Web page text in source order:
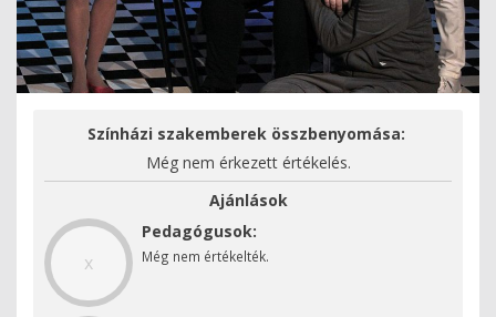
Színházi szakemberek összbenyomása:
Még nem érkezett értékelés.
Ajánlások
x
Pedagógusok:
Még nem értékelték.